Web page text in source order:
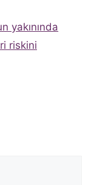
yakınında
riskini